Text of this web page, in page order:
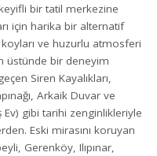
bir tatil merkezine
için harika bir alternatif
ve huzurlu atmosferi
üstünde bir deneyim
Siren Kayalıkları,
Arkaik Duvar ve
Ev) gibi tarihi zenginlikleriyle
Eski mirasını koruyan
Gerenköy, Ilıpınar,